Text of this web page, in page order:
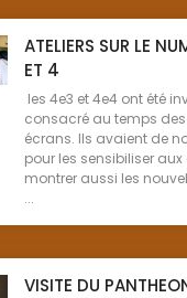
ATELIERS SUR LE
ET 4
les 4e3 et 4e4 ont été
consacré au temps des
écrans. Ils avaient de
pour les sensibiliser
montrer aussi les
...
VISITE DU